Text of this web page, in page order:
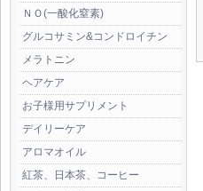
ＮＯ(一酸化窒素)
グルコサミン&コンドロイチン
メラトニン
ヘアケア
お子様用サプリメント
デイリーケア
アロマオイル
紅茶、日本茶、コーヒー